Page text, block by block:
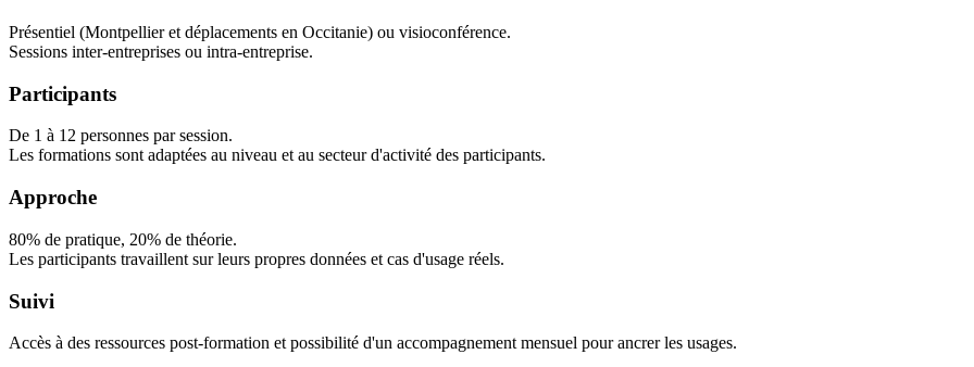
Présentiel (Montpellier et déplacements en Occitanie) ou visioconférence.
Sessions inter-entreprises ou intra-entreprise.
Participants
De 1 à 12 personnes par session.
Les formations sont adaptées au niveau et au secteur d'activité des participants.
Approche
80% de pratique, 20% de théorie.
Les participants travaillent sur leurs propres données et cas d'usage réels.
Suivi
Accès à des ressources post-formation et possibilité d'un accompagnement mensuel pour ancrer les usages.